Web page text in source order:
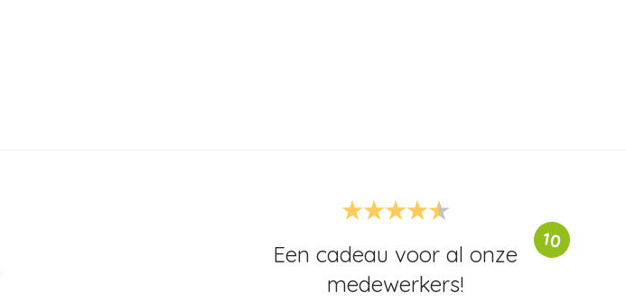
10
Een cadeau voor al onze
medewerkers!